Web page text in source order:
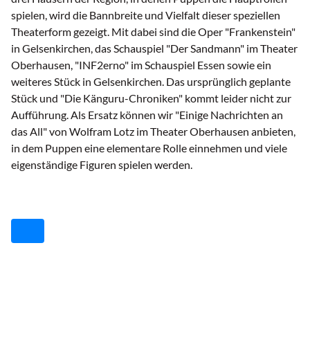
spielen, wird die Bannbreite und Vielfalt dieser speziellen
Theaterform gezeigt. Mit dabei sind die Oper "Frankenstein"
in Gelsenkirchen, das Schauspiel "Der Sandmann" im Theater
Oberhausen, "INF2erno" im Schauspiel Essen sowie ein
weiteres Stück in Gelsenkirchen. Das ursprünglich geplante
Stück und "Die Känguru-Chroniken" kommt leider nicht zur
Aufführung. Als Ersatz können wir "Einige Nachrichten an
das All" von Wolfram Lotz im Theater Oberhausen anbieten,
in dem Puppen eine elementare Rolle einnehmen und viele
eigenständige Figuren spielen werden.